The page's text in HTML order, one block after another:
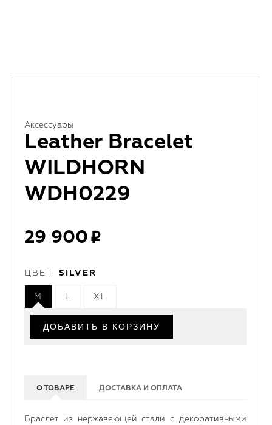
Аксессуары
Leather Bracelet
WILDHORN
WDH0229
29 900
ЦВЕТ: SILVER
M L XL
О ТОВАРЕ ДОСТАВКА И ОПЛАТА
Браслет из нержавеющей стали с декоративными